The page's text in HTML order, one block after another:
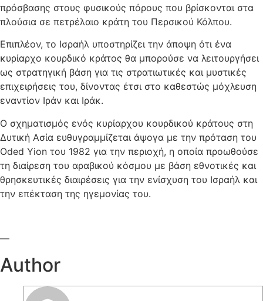
πρόσβασης στους φυσικούς πόρους που βρίσκονται στα
πλούσια σε πετρέλαιο κράτη του Περσικού Κόλπου.
Επιπλέον, το Ισραήλ υποστηρίζει την άποψη ότι ένα
κυρίαρχο κουρδικό κράτος θα μπορούσε να λειτουργήσει
ως στρατηγική βάση για τις στρατιωτικές και μυστικές
επιχειρήσεις του, δίνοντας έτσι στο καθεστώς μόχλευση
εναντίον Ιράν και Ιράκ.
Ο σχηματισμός ενός κυρίαρχου κουρδικού κράτους στη
Δυτική Ασία ευθυγραμμίζεται άψογα με την πρόταση του
Oded Yion του 1982 για την περιοχή, η οποία προωθούσε
τη διαίρεση του αραβικού κόσμου με βάση εθνοτικές και
θρησκευτικές διαιρέσεις για την ενίσχυση του Ισραήλ και
την επέκταση της ηγεμονίας του.
—
Author